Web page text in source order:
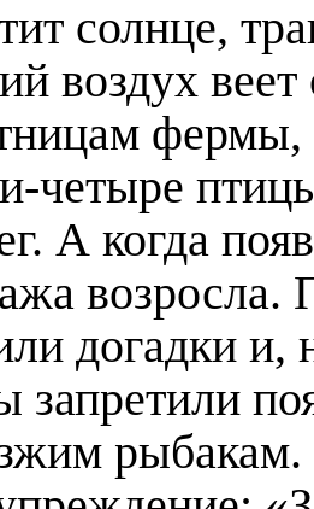
солнце,
воздух
фермы,
четыре
А когда
возросла.
догадки и,
запретили